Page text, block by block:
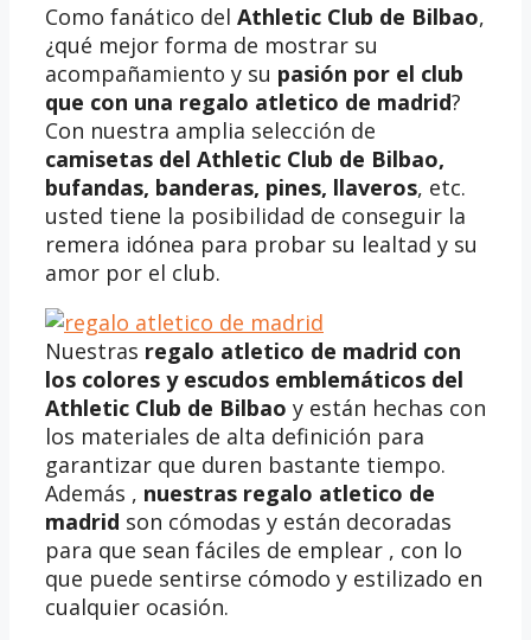
Como fanático del Athletic Club de Bilbao,
¿qué mejor forma de mostrar su
acompañamiento y su pasión por el club
que con una regalo atletico de madrid?
Con nuestra amplia selección de
camisetas del Athletic Club de Bilbao,
bufandas, banderas, pines, llaveros, etc.
usted tiene la posibilidad de conseguir la
remera idónea para probar su lealtad y su
amor por el club.
Nuestras regalo atletico de madrid con
los colores y escudos emblemáticos del
Athletic Club de Bilbao y están hechas con
los materiales de alta definición para
garantizar que duren bastante tiempo.
Además , nuestras regalo atletico de
madrid son cómodas y están decoradas
para que sean fáciles de emplear , con lo
que puede sentirse cómodo y estilizado en
cualquier ocasión.